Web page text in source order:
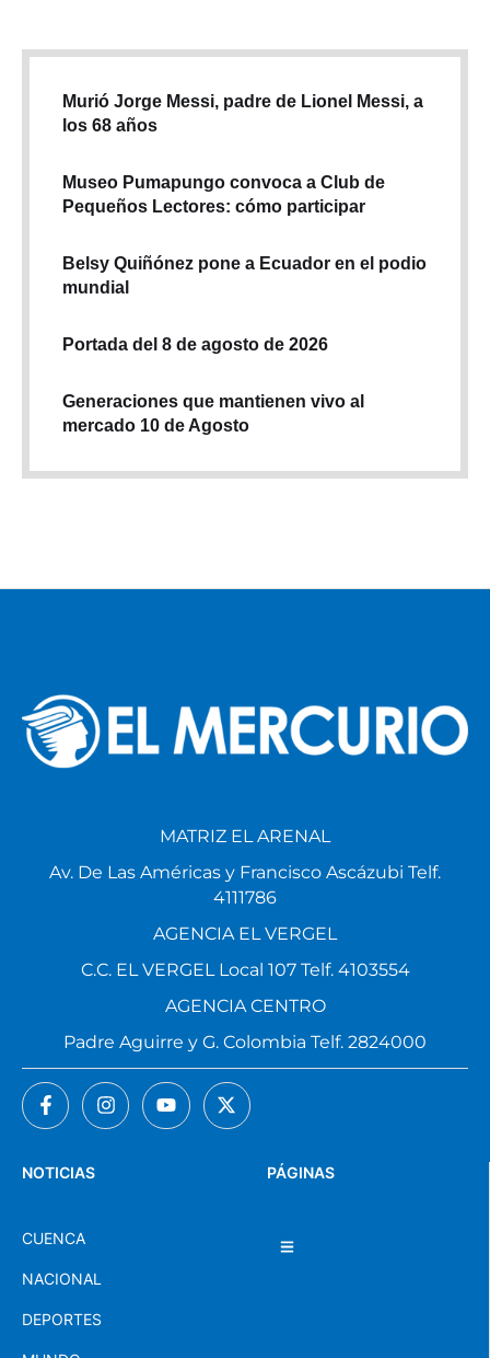
Murió Jorge Messi, padre de Lionel Messi, a
los 68 años
Museo Pumapungo convoca a Club de
Pequeños Lectores: cómo participar
Belsy Quiñónez pone a Ecuador en el podio
mundial
Portada del 8 de agosto de 2026
Generaciones que mantienen vivo al
mercado 10 de Agosto
PÁGINAS
NOTICIAS
CUENCA
NACIONAL
DEPORTES
MATRIZ EL ARENAL
Av. De Las Américas y Francisco Ascázubi Telf.
4111786
AGENCIA EL VERGEL
C.C. EL VERGEL Local 107 Telf. 4103554
AGENCIA CENTRO
Padre Aguirre y G. Colombia Telf. 2824000